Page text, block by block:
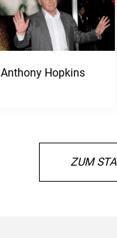
Anthony Hopkins
ZUM